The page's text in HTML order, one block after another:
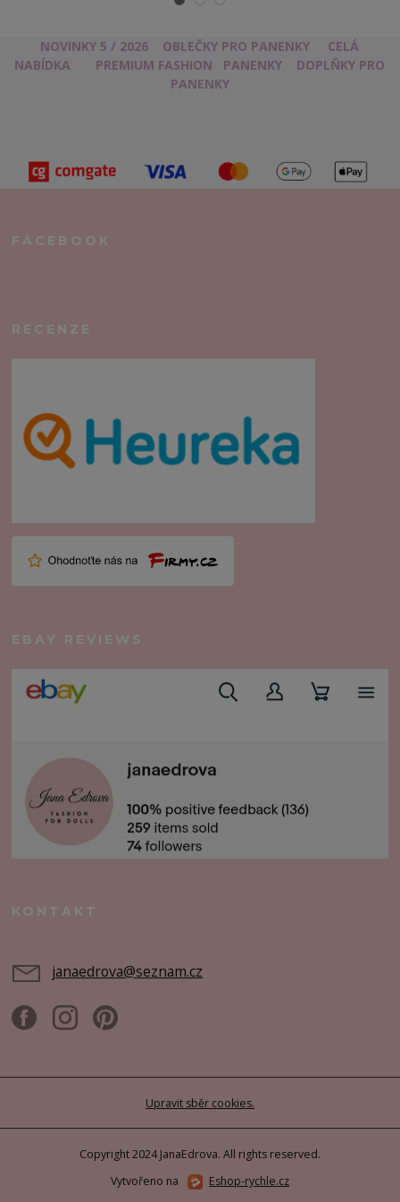
NOVINKY 5 / 2026 OBLEČKY PRO PANENKY
CELÁ
NABÍDKA
PREMIUM FASHION PANENKY
DOPLŇKY PRO
PANENKY
FACEBOOK
RECENZE
EBAY REVIEWS
KONTAKT
janaedrova@seznam.cz
Upravit sběr cookies.
Copyright 2024 JanaEdrova. All rights reserved.
Vytvořeno na
Eshop-rychle.cz